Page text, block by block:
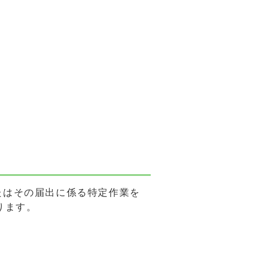
その届出に係る特定作業を
す。